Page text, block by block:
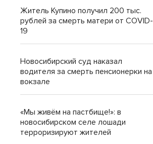
Житель Купино получил 200 тыс.
рублей за смерть матери от COVID-
19
Новосибирский суд наказал
водителя за смерть пенсионерки на
вокзале
«Мы живём на пастбище!»: в
новосибирском селе лошади
терроризируют жителей